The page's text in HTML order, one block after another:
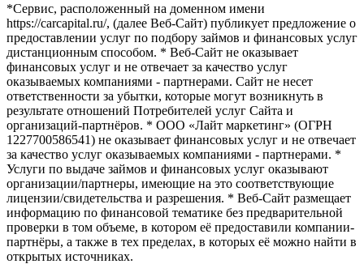
*Сервис, расположенный на доменном имени
https://carcapital.ru/, (далее Веб-Сайт) публикует предложение о
предоставлении услуг по подбору займов и финансовых услуг
дистанционным способом. * Веб-Сайт не оказывает
финансовых услуг и не отвечает за качество услуг
оказываемых компаниями - партнерами. Сайт не несет
ответственности за убытки, которые могут возникнуть в
результате отношений Потребителей услуг Сайта и
организаций-партнёров. * ООО «Лайт маркетинг» (ОГРН
1227700586541) не оказывает финансовых услуг и не отвечает
за качество услуг оказываемых компаниями - партнерами. *
Услуги по выдаче займов и финансовых услуг оказывают
организации/партнеры, имеющие на это соответствующие
лицензии/свидетельства и разрешения. * Веб-Сайт размещает
информацию по финансовой тематике без предварительной
проверки в том объеме, в котором её предоставили компании-
партнёры, а также в тех пределах, в которых её можно найти в
открытых источниках.